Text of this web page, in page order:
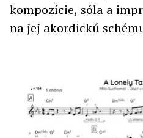
kompozície, sóla a
na jej akordickú